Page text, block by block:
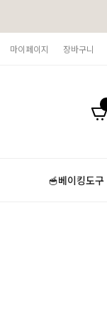
마이페이지 장바구니
🥣베이킹도구